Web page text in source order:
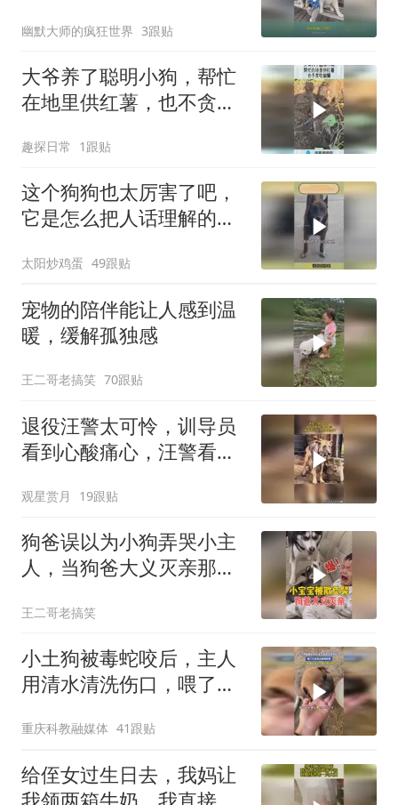
幽默大师的疯狂世界 3跟贴
大爷养了聪明小狗，帮忙
在地里供红薯，也不贪吃
趣探日常 1跟贴
这个狗狗也太厉害了吧，
它是怎么把人话理解的那
太阳炒鸡蛋 49跟贴
宠物的陪伴能让人感到温
暖，缓解孤独感
王二哥老搞笑 70跟贴
退役汪警太可怜，训导员
看到心酸痛心，汪警看到
观星赏月 19跟贴
狗爸误以为小狗弄哭小主
人，当狗爸大义灭亲那一
王二哥老搞笑
小土狗被毒蛇咬后，主人
用清水清洗伤口，喂了几
命真大，老祖宗留下来的
果然牛
重庆科教融媒体 41跟贴
给侄女过生日去，我妈让